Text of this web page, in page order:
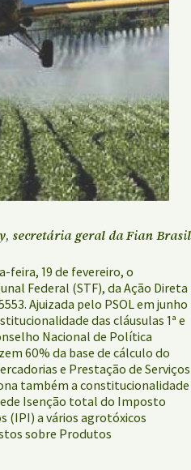
secretária geral da Fian Brasil
feira, 19 de fevereiro, o
Federal (STF), da Ação Direta
Ajuizada pelo PSOL em junho
das cláusulas 1ª e
Nacional de Política
60% da base de cálculo do
e Prestação de Serviços
também a constitucionalidade
Isenção total do Imposto
(IPI) a vários agrotóxicos
sobre Produtos